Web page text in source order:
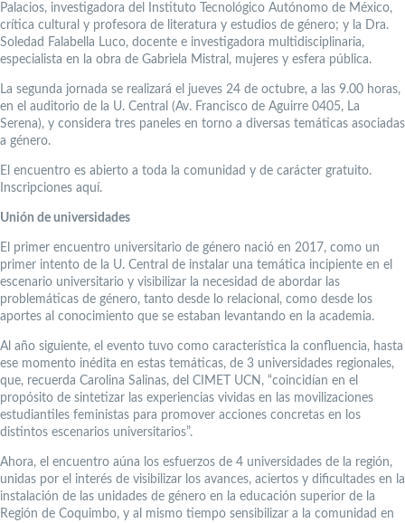
Palacios, investigadora del Instituto Tecnológico Autónomo de México,
crítica cultural y profesora de literatura y estudios de género; y la Dra.
Soledad Falabella Luco, docente e investigadora multidisciplinaria,
especialista en la obra de Gabriela Mistral, mujeres y esfera pública.
La segunda jornada se realizará el jueves 24 de octubre, a las 9.00 horas,
en el auditorio de la U. Central (Av. Francisco de Aguirre 0405, La
Serena), y considera tres paneles en torno a diversas temáticas asociadas
a género.
El encuentro es abierto a toda la comunidad y de carácter gratuito.
Inscripciones aquí.
Unión de universidades
El primer encuentro universitario de género nació en 2017, como un
primer intento de la U. Central de instalar una temática incipiente en el
escenario universitario y visibilizar la necesidad de abordar las
problemáticas de género, tanto desde lo relacional, como desde los
aportes al conocimiento que se estaban levantando en la academia.
Al año siguiente, el evento tuvo como característica la confluencia, hasta
ese momento inédita en estas temáticas, de 3 universidades regionales,
que, recuerda Carolina Salinas, del CIMET UCN, “coincidían en el
propósito de sintetizar las experiencias vividas en las movilizaciones
estudiantiles feministas para promover acciones concretas en los
distintos escenarios universitarios”.
Ahora, el encuentro aúna los esfuerzos de 4 universidades de la región,
unidas por el interés de visibilizar los avances, aciertos y dificultades en la
instalación de las unidades de género en la educación superior de la
Región de Coquimbo, y al mismo tiempo sensibilizar a la comunidad en